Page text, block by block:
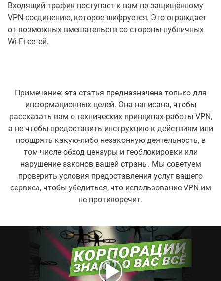
Входящий трафик поступает к вам по защищённому
VPN-соединению, которое шифруется. Это ограждает
от возможных вмешательств со стороны публичных
Wi-Fi-сетей.
Примечание: эта статья предназначена только для
информационных целей. Она написана, чтобы
рассказать вам о технических принципах работы VPN,
а не чтобы предоставить инструкцию к действиям или
поощрять какую-либо незаконную деятельность, в
том числе обход цензуры и геоблокировки или
нарушение законов вашей страны. Мы советуем
проверить условия предоставления услуг вашего
сервиса, чтобы убедиться, что использование VPN им
не противоречит.